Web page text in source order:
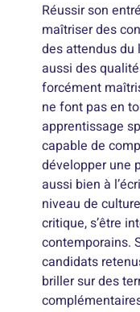
Réussir son
maîtriser des
des attendus du
aussi des
forcément
ne font pas en
apprentissage
capable de
développer une
aussi bien à
niveau de
critique, s’être
contemporains.
candidats
briller sur des